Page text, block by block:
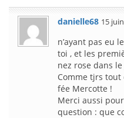
danielle68 15
n’ayant pas eu
toi , et les
nez rose dans
Comme tjrs
fée Mercotte !
Merci aussi
question : que